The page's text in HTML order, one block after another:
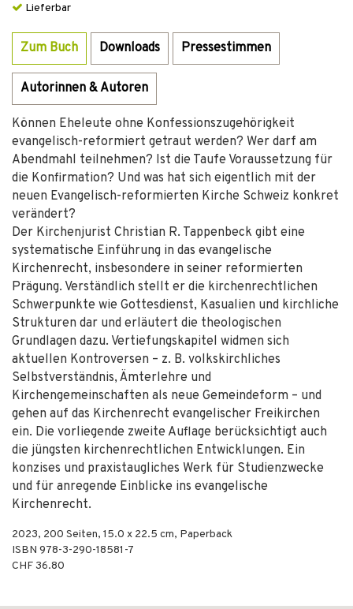
Lieferbar
Zum Buch Downloads Pressestimmen
Autorinnen & Autoren
Können Eheleute ohne Konfessionszugehörigkeit
evangelisch-reformiert getraut werden? Wer darf am
Abendmahl teilnehmen? Ist die Taufe Voraussetzung für
die Konfirmation? Und was hat sich eigentlich mit der
neuen Evangelisch-reformierten Kirche Schweiz konkret
verändert?
Der Kirchenjurist Christian R. Tappenbeck gibt eine
systematische Einführung in das evangelische
Kirchenrecht, insbesondere in seiner reformierten
Prägung. Verständlich stellt er die kirchenrechtlichen
Schwerpunkte wie Gottesdienst, Kasualien und kirchliche
Strukturen dar und erläutert die theologischen
Grundlagen dazu. Vertiefungskapitel widmen sich
aktuellen Kontroversen – z. B. volkskirchliches
Selbstverständnis, Ämterlehre und
Kirchengemeinschaften als neue Gemeindeform – und
gehen auf das Kirchenrecht evangelischer Freikirchen
ein. Die vorliegende zweite Auflage berücksichtigt auch
die jüngsten kirchenrechtlichen Entwicklungen. Ein
konzises und praxis­taugliches Werk für Studienzwecke
und für anregende Einblicke ins evangelische
Kirchenrecht.
2023, 200 Seiten, 15.0 x 22.5 cm, Paperback
ISBN 978-3-290-18581-7
CHF 36.80